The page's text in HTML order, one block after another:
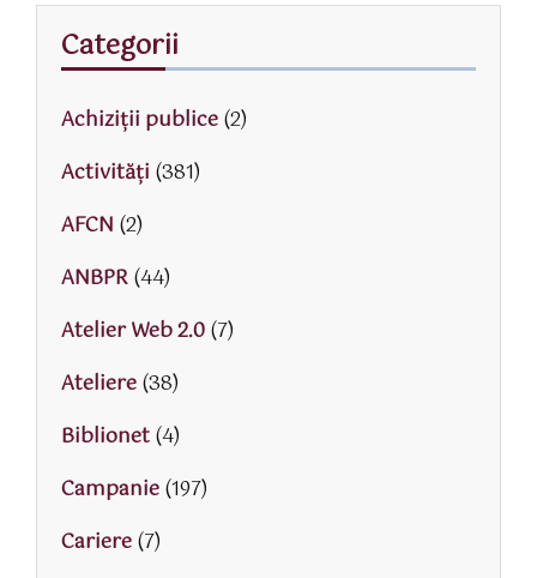
Categorii
Achiziții publice(2)
Activităţi (381)
AFCN (2)
ANBPR(44)
Atelier Web 2.0(7)
Ateliere(38)
Biblionet(4)
Campanie(197)
Cariere(7)